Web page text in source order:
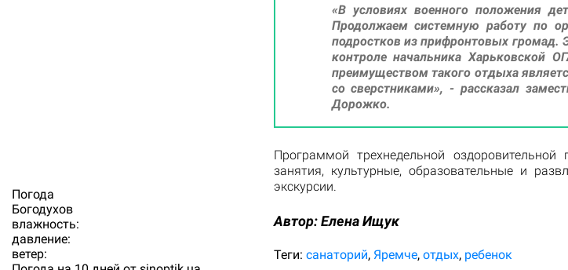
Погода
Богодухов
влажность:
давление:
ветер:
«В условиях военного положения
Продолжаем системную работу по
подростков из прифронтовых громад.
контроле начальника Харьковской
преимуществом такого отдыха
со сверстниками», - рассказал
Дорожко.
Программой трехнедельной
занятия, культурные, образовательные и
экскурсии.
Автор:Елена Ищук
Теги: санаторий Яремче отдых ребенок